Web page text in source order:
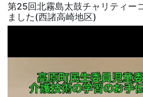
第25回北霧島太鼓チャリティー
ました(西諸高崎地区)